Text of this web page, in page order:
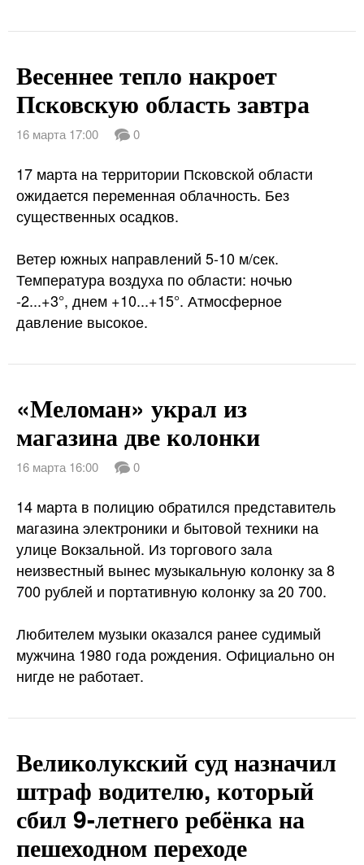
Весеннее тепло накроет
Псковскую область завтра
16 марта 17:00 0
17 марта на территории Псковской области
ожидается переменная облачность. Без
существенных осадков.
Ветер южных направлений 5-10 м/сек.
Температура воздуха по области: ночью
-2...+3°, днем +10...+15°. Атмосферное
давление высокое.
«Меломан» украл из
магазина две колонки
16 марта 16:00 0
14 марта в полицию обратился представитель
магазина электроники и бытовой техники на
улице Вокзальной. Из торгового зала
неизвестный вынес музыкальную колонку за 8
700 рублей и портативную колонку за 20 700.
Любителем музыки оказался ранее судимый
мужчина 1980 года рождения. Официально он
нигде не работает.
Великолукский суд назначил
штраф водителю, который
сбил 9-летнего ребёнка на
пешеходном переходе